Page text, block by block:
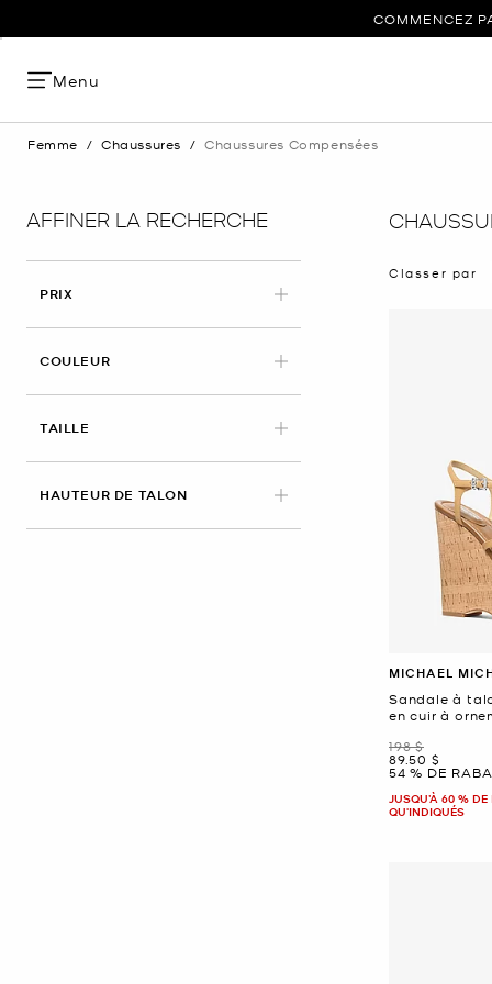
COMMENCEZ
Menu
Femme / Chaussures / Chaussures Compensées
AFFINER LA RECHERCHE
PRIX
COULEUR
TAILLE
HAUTEUR DE TALON
Classer par
MICHAEL
Sandale à
en cuir à
était
198 $
maintenant
89.50 $
54 % DE
JUSQU’À 60 %
QU'INDIQUÉS